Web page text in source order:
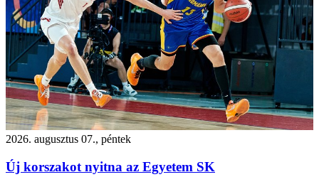
2026. augusztus 07., péntek
Új korszakot nyitna az Egyetem SK